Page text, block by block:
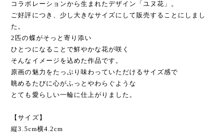
ご好評につき、少し大きなサイズにして販売することにしまし
た。
2匹の蝶がそっと寄り添い
ひとつになることで鮮やかな花が咲く
そんなイメージを込めた作品です。
原画の魅力をたっぷり味わっていただけるサイズ感で
眺めるたびに心がふっとやわらぐような
とても愛らしい一輪に仕上がりました。
縦3.5cm横4.2cm
（目安のサイズになります）